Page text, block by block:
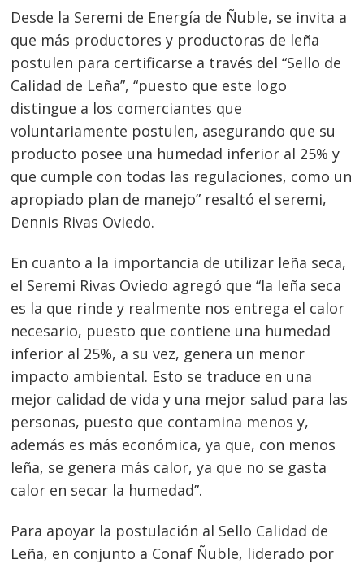
Desde la Seremi de Energía de Ñuble, se invita a
que más productores y productoras de leña
postulen para certificarse a través del “Sello de
Calidad de Leña”, “puesto que este logo
distingue a los comerciantes que
voluntariamente postulen, asegurando que su
producto posee una humedad inferior al 25% y
que cumple con todas las regulaciones, como un
apropiado plan de manejo” resaltó el seremi,
Dennis Rivas Oviedo.
En cuanto a la importancia de utilizar leña seca,
el Seremi Rivas Oviedo agregó que “la leña seca
es la que rinde y realmente nos entrega el calor
necesario, puesto que contiene una humedad
inferior al 25%, a su vez, genera un menor
impacto ambiental. Esto se traduce en una
mejor calidad de vida y una mejor salud para las
personas, puesto que contamina menos y,
además es más económica, ya que, con menos
leña, se genera más calor, ya que no se gasta
calor en secar la humedad”.
Para apoyar la postulación al Sello Calidad de
Leña, en conjunto a Conaf Ñuble, liderado por
Navegación
de
entradas